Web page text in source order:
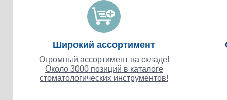
Широкий ассортимент
Огромный ассортимент на складе!
Около 3000 позиций в каталоге
стоматологических инструментов!